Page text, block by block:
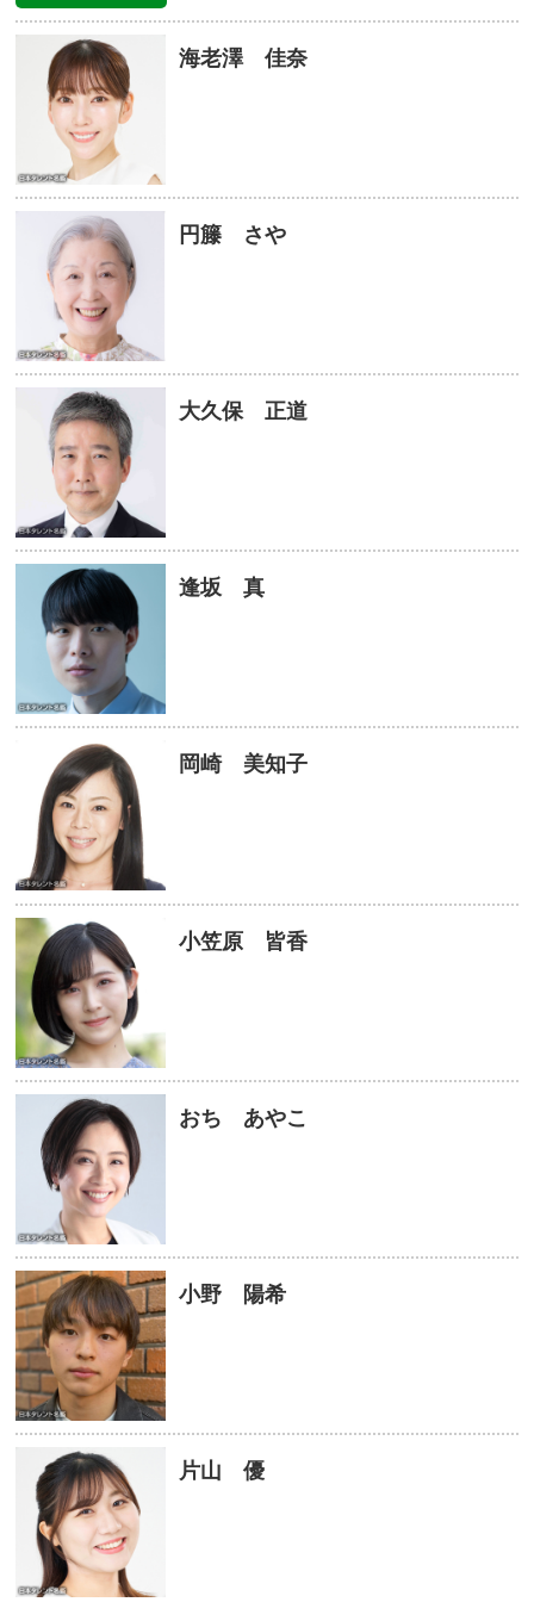
海老澤 佳奈
円籐 さや
大久保 正道
逢坂 真
岡崎 美知子
小笠原 皆香
おち あやこ
小野 陽希
片山 優